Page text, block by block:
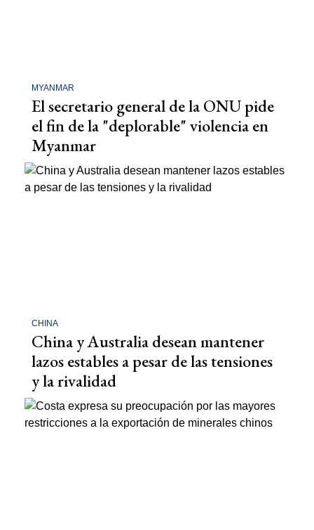
MYANMAR
El secretario general de la ONU pide
el fin de la "deplorable" violencia en
Myanmar
CHINA
China y Australia desean mantener
lazos estables a pesar de las tensiones
y la rivalidad